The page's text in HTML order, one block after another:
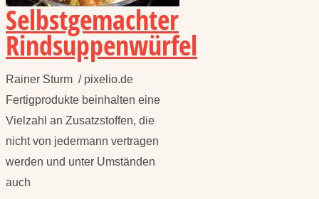
Selbstgemachter
Rindsuppenwürfel
Rainer Sturm / pixelio.de
Fertigprodukte beinhalten eine
Vielzahl an Zusatzstoffen, die
nicht von jedermann vertragen
werden und unter Umständen
auch